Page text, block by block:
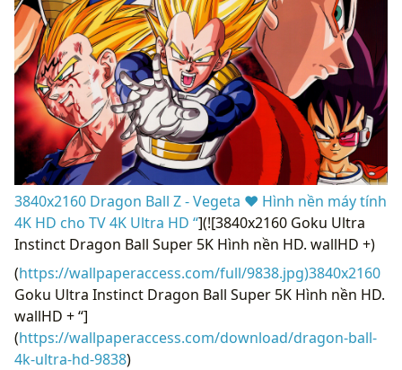
3840x2160 Dragon Ball Z - Vegeta ❤ Hình nền máy tính
4K HD cho TV 4K Ultra HD “](![3840x2160 Goku Ultra
Instinct Dragon Ball Super 5K Hình nền HD. wallHD +)
(https://wallpaperaccess.com/full/9838.jpg)3840x2160
Goku Ultra Instinct Dragon Ball Super 5K Hình nền HD.
wallHD + “]
(https://wallpaperaccess.com/download/dragon-ball-
4k-ultra-hd-9838)